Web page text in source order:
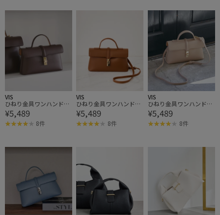
VIS
ひねり金具ワンハンドル
ミニショルダーバッグ/2
WAY,WEB限定カラーあり
¥5,489
8件
VIS
ひねり金具ワンハンドル
ミニショルダーバッグ/2
WAY,WEB限定カラーあり
¥5,489
8件
VIS
ひねり金具ワンハンドル
ミニショルダーバッグ/2
WAY,WEB限定カラーあり
¥5,489
8件